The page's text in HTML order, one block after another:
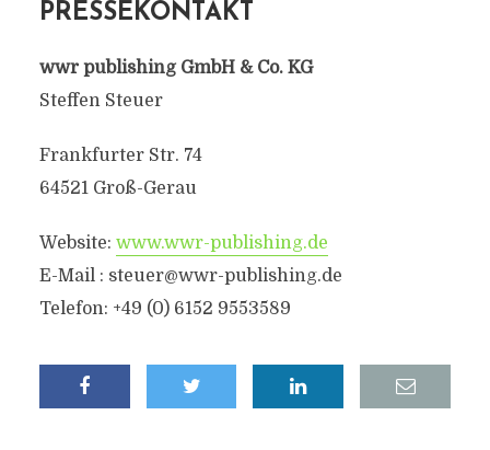
PRESSEKONTAKT
wwr publishing GmbH & Co. KG
Steffen Steuer
Frankfurter Str. 74
64521 Groß-Gerau
Website: www.wwr-publishing.de
E-Mail : steuer@wwr-publishing.de
Telefon: +49 (0) 6152 9553589